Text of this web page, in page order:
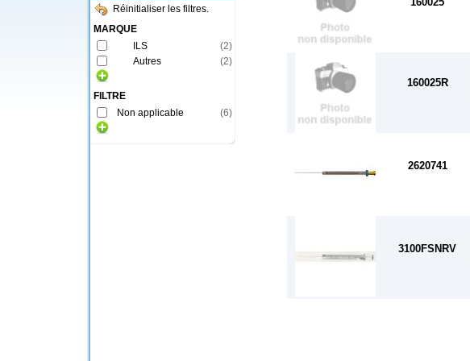
Réinitialiser les filtres.
MARQUE
ILS
(2)
Autres
(2)
FILTRE
Non applicable
(6)
160025R
2620741
3100FSNRV